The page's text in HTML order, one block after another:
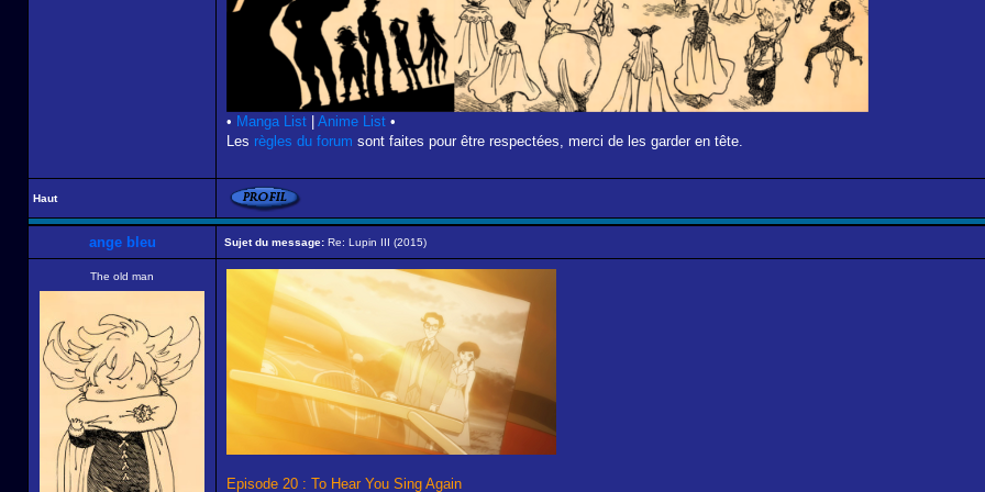
• Manga List Anime List •
Les règles du forum sont faites pour être respectées, merci de les garder en tête.
Haut
ange bleu Sujet du message: Re: Lupin III (2015)
The old man
Episode 20 : To Hear You Sing Again